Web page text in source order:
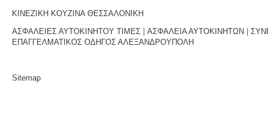
ΚΙΝΕΖΙΚΗ ΚΟΥΖΙΝΑ ΘΕΣΣΑΛΟΝΙΚΗ
ΑΣΦΑΛΕΙΕΣ ΑΥΤΟΚΙΝΗΤΟΥ ΤΙΜΕΣ
ΑΣΦΑΛΕΙΑ ΑΥΤΟΚΙΝΗΤΩΝ
ΕΠΑΓΓΕΛΜΑΤΙΚΟΣ ΟΔΗΓΟΣ ΑΛΕΞΑΝΔΡΟΥΠΟΛΗ
Sitemap